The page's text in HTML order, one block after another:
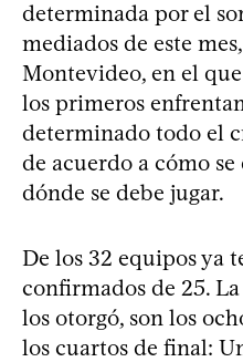
determinada por el
mediados de este
Montevideo, en el
los primeros
determinado todo el
de acuerdo a cómo
dónde se debe jugar.
De los 32 equipos ya
confirmados de 25.
los otorgó, son los
los cuartos de final: